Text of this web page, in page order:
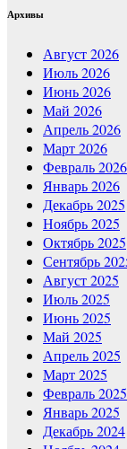
Архивы
Август 2026
Июль 2026
Июнь 2026
Май 2026
Апрель 2026
Март 2026
Февраль 2026
Январь 2026
Декабрь 2025
Ноябрь 2025
Октябрь 2025
Сентябрь
Август 2025
Июль 2025
Июнь 2025
Май 2025
Апрель 2025
Март 2025
Февраль 2025
Январь 2025
Декабрь 2024